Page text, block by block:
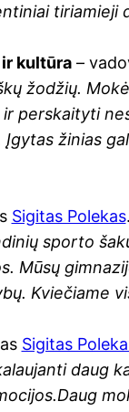
tiriamieji
kultūra–
žodžių.
perskaityti
žinias
Sigitas Polekas.
sporto
Mūsų
Kviečiame
Sigitas
daug